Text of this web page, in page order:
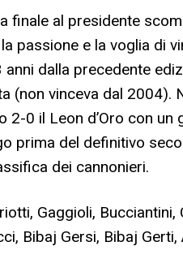
finale al presidente
passione e la voglia di
dalla precedente
(non vinceva dal 2004).
0 il Leon d’Oro con un
prima del definitivo
dei cannonieri.
Gaggioli, Bucciantini,
Bibaj Gersi, Bibaj